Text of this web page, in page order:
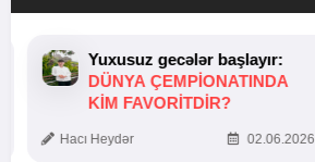
Yuxusuz gecələr başlayır:
DÜNYA ÇEMPIONATINDA
KIM FAVORITDIR?
Hacı Heydər 02.06.2026